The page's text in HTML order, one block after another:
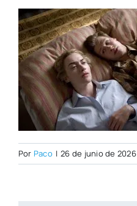
Por Paco | 26 de junio de 2026